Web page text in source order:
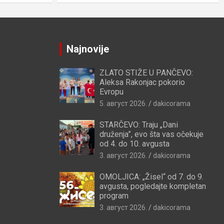
Najnovije
ZLATO STIŽE U PANČEVO:
Aleksa Rakonjac pokorio
Evropu
5. август 2026. dakicorama
STARČEVO: Traju „Dani
druženja”, evo šta vas očekuje
od 4. do 10. avgusta
3. август 2026. dakicorama
OMOLJICA: „Žisel“ od 7. do 9.
avgusta, pogledajte kompletan
program
3. август 2026. dakicorama